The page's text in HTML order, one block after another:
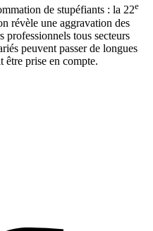
de stupéfiants : la 22e
révèle une aggravation des
professionnels tous secteurs
peuvent passer de longues
être prise en compte.